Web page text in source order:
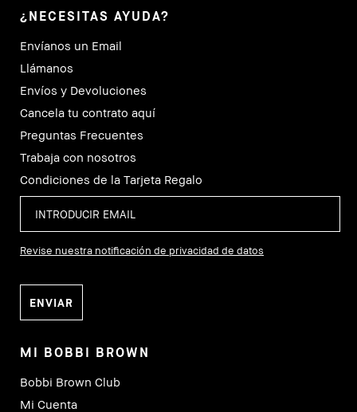
¿NECESITAS AYUDA?
Envíanos un Email
Llámanos
Envíos y Devoluciones
Cancela tu contrato aquí
Preguntas Frecuentes
Trabaja con nosotros
Condiciones de la Tarjeta Regalo
Revise nuestra notificación de privacidad de datos
MI BOBBI BROWN
Bobbi Brown Club
Mi Cuenta